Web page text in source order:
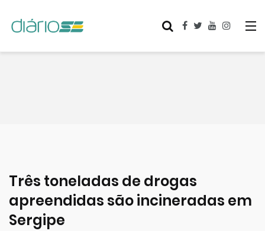
Três toneladas de drogas
apreendidas são incineradas em
Sergipe